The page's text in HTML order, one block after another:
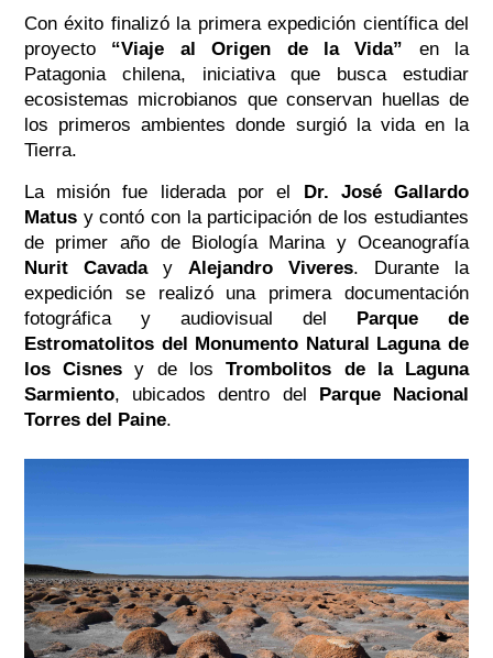
Con éxito finalizó la primera expedición científica del
proyecto “Viaje al Origen de la Vida” en la
Patagonia chilena, iniciativa que busca estudiar
ecosistemas microbianos que conservan huellas de
los primeros ambientes donde surgió la vida en la
Tierra.
La misión fue liderada por el
Dr. José Gallardo
Matusy contó con la participación de los estudiantes
de primer año de Biología Marina y Oceanografía
Nurit CavadayAlejandro Viveres. Durante la
expedición se realizó una primera documentación
fotográfica y audiovisual del
Parque de
Estromatolitos del Monumento Natural Laguna de
los Cisnes y de losTrombolitos de la Laguna
Sarmiento, ubicados dentro del
Parque Nacional
Torres del Paine.